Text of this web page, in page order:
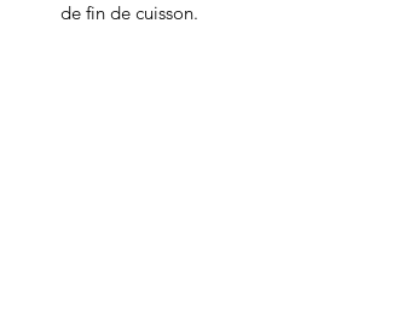
de fin de cuisson.